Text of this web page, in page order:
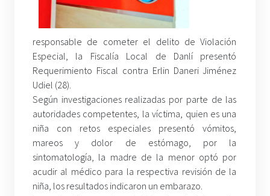
responsable de cometer el delito de Violación
Especial, la Fiscalía Local de Danlí presentó
Requerimiento Fiscal contra Erlin Daneri Jiménez
Udiel (28).
Según investigaciones realizadas por parte de las
autoridades competentes, la víctima, quien es una
niña con retos especiales presentó vómitos,
mareos y dolor de estómago, por la
sintomatología, la madre de la menor optó por
acudir al médico para la respectiva revisión de la
niña, los resultados indicaron un embarazo.